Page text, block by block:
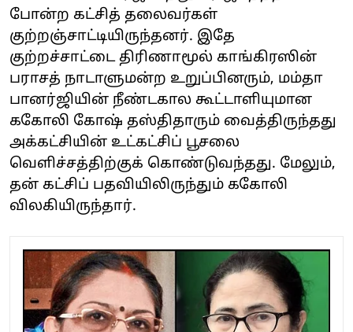
போன்ற கட்சித் தலைவர்கள்
குற்றஞ்சாட்டியிருந்தனர். இதே
குற்றச்சாட்டை திரிணாமூல் காங்கிரஸின்
பராசத் நாடாளுமன்ற உறுப்பினரும், மம்தா
பானர்ஜியின் நீண்டகால கூட்டாளியுமான
ககோலி கோஷ் தஸ்திதாரும் வைத்திருந்தது
அக்கட்சியின் உட்கட்சிப் பூசலை
வெளிச்சத்திற்குக் கொண்டுவந்தது. மேலும்,
தன் கட்சிப் பதவியிலிருந்தும் ககோலி
விலகியிருந்தார்.